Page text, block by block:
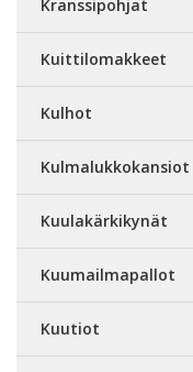
Kranssipohjat
Kuittilomakkeet
Kulhot
Kulmalukkokansiot
Kuulakärkikynät
Kuumailmapallot
Kuutiot